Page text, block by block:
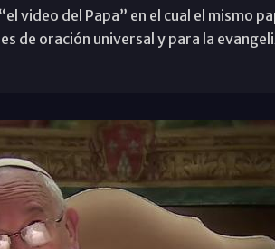
video del Papa” en el cual el mismo
de oración universal y para la